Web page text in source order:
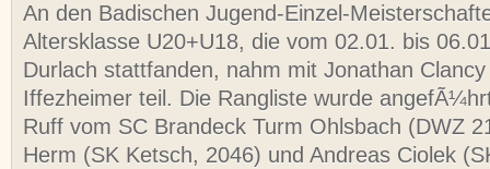
An den Badischen Jugend-Einzel-
Altersklasse U20+U18, die vom 02.01. bis
Durlach stattfanden, nahm mit Jonathan
Iffezheimer teil. Die Rangliste wurde
Ruff vom SC Brandeck Turm Ohlsbach (DWZ
Herm (SK Ketsch, 2046) und Andreas Ciolek